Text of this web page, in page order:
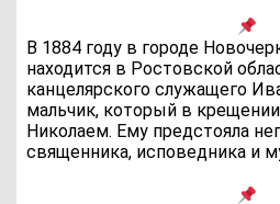
В 1884 году в городе
находится в Ростовской
канцелярского служащего
мальчик, который в
Николаем. Ему предстояла
священника, исповедника и